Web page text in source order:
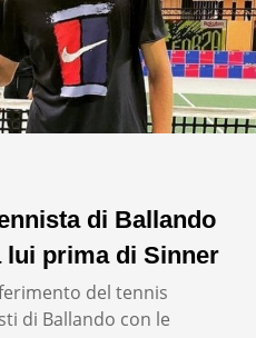
di Ballando
lui prima di Sinner
del tennis
di Ballando con le